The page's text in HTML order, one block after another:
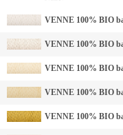
VENNE 100% BIO
VENNE 100% BIO
VENNE 100% BIO
VENNE 100% BIO
VENNE 100% BIO